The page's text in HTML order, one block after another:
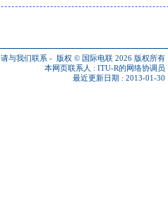
请与我们联系 - 版权 © 国际电联 2026 版权所有
本网页联系人 : ITU-R的网络协调员
最近更新日期 : 2013-01-30